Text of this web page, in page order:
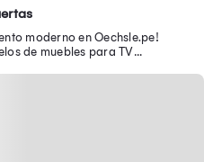
moderno en Oechsle.pe!
de muebles para TV